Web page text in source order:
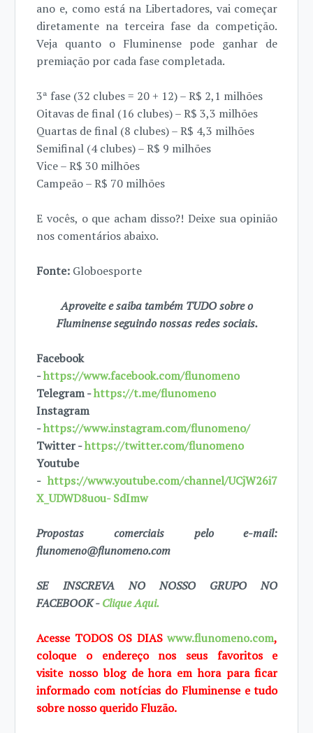
ano e, como está na Libertadores, vai começar
diretamente na terceira fase da competição.
Veja quanto o Fluminense pode ganhar de
premiação por cada fase completada.
3ª fase (32 clubes = 20 + 12) – R$ 2,1 milhões
Oitavas de final (16 clubes) – R$ 3,3 milhões
Quartas de final (8 clubes) – R$ 4,3 milhões
Semifinal (4 clubes) – R$ 9 milhões
Vice – R$ 30 milhões
Campeão – R$ 70 milhões
E vocês, o que acham disso?! Deixe sua opinião
nos comentários abaixo.
Fonte: Globoesporte
Aproveite e saiba também TUDO sobre o
Fluminense seguindo nossas redes sociais.
Facebook
-https://www.facebook.com/flunomeno
Telegram -https://t.me/flunomeno
Instagram
-https://www.instagram.com/flunomeno/
Twitter -https://twitter.com/flunomeno
Youtube
-https://www.youtube.com/channel/UCjW26i7
X_UDWD8uou- SdImw
Propostas comerciais pelo e-mail:
flunomeno@flunomeno.com
SE INSCREVA NO NOSSO GRUPO NO
FACEBOOK -Clique Aqui.
Acesse TODOS OS DIASwww.flunomeno.com,
coloque o endereço nos seus favoritos e
visite nosso blog dehora em hora para ficar
informado com notícias do Fluminense e tudo
sobrenosso queridoFluzão.